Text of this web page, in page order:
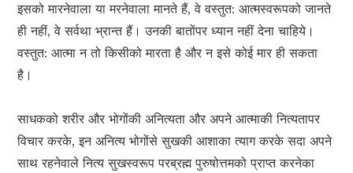
इसको मारनेवाला या मरनेवाला मानते हैं, वे वस्तुत: आत्मस्वरूपको जानते
ही नहीं, वे सर्वथा भ्रान्त हैं। उनकी बातोंपर ध्यान नहीं देना चाहिये।
वस्तुत: आत्मा न तो किसीको मारता है और न इसे कोई मार ही सकता
है।
साधकको शरीर और भोगोंकी अनित्यता और अपने आत्माकी नित्यतापर
विचार करके, इन अनित्य भोगोंसे सुखकी आशाका त्याग करके सदा अपने
साथ रहनेवाले नित्य सुखस्वरूप परब्रह्म पुरुषोत्तमको प्राप्त करनेका